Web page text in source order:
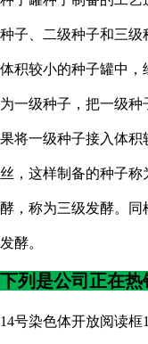
种子、二级种子和三级
体积较小的种子罐中
为一级种子，把一级
果将一级种子接入体
丝，这样制备的种子
酵，称为三级发酵。
发酵。
下列是公司正在热
14号染色体开放阅读框